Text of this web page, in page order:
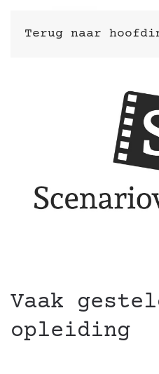
Terug naar
Vaak
opleiding